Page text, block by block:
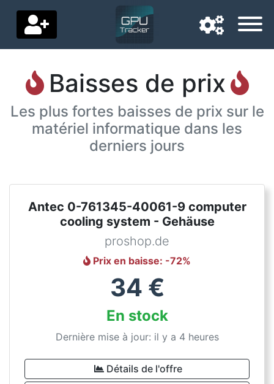
Langue de navigation
Pays de livraison
Soutenez-nous
Baisses de prix
Les plus fortes baisses de prix sur le
matériel informatique dans les
derniers jours
Antec 0-761345-40061-9 computer
cooling system - Gehäuse
proshop.de
Prix en baisse: -72%
34 €
En stock
Dernière mise à jour: il y a 4 heures
Détails de l'offre